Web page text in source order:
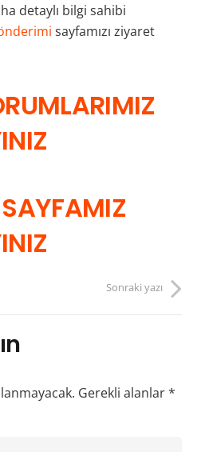
detaylı bilgi sahibi
sayfamızı ziyaret
Sonraki yazı
Gerekli alanlar*